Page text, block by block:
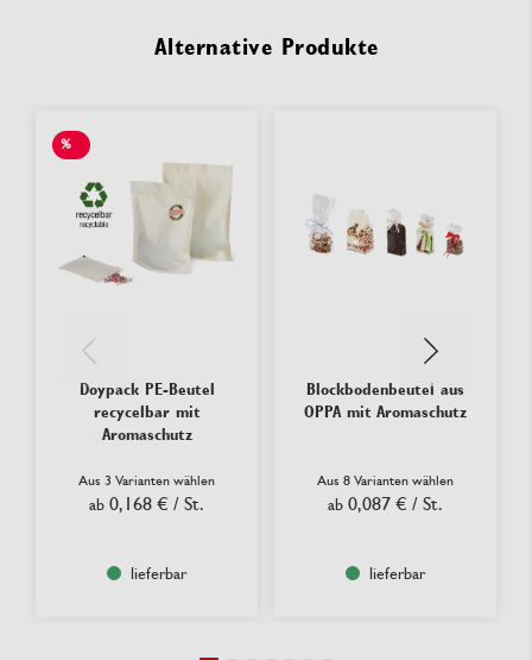
Alternative Produkte
%
Doypack PE-Beutel
recycelbar mit
Aromaschutz
Aus 3 Varianten wählen
ab 0,168 € / St.
lieferbar
Blockbodenbeutel aus
OPPA mit Aromaschutz
Aus 8 Varianten wählen
ab 0,087 € / St.
lieferbar